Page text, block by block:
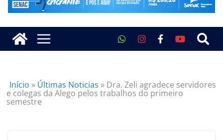
Início » Últimas Noticias » Dra. Zeli agradece servidores
e colegas da Alego pelos trabalhos do primeiro
semestre